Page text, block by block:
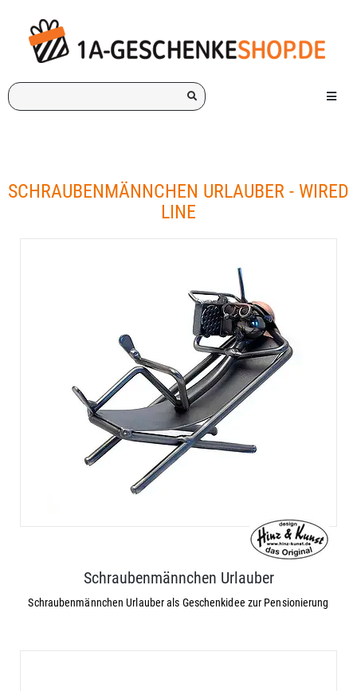
Ich
suche
Menü
SCHRAUBENMÄNNCHEN URLAUBER - WIRED
LINE
Schraubenmännchen Urlauber
Schraubenmännchen Urlauber als Geschenkidee zur Pensionierung